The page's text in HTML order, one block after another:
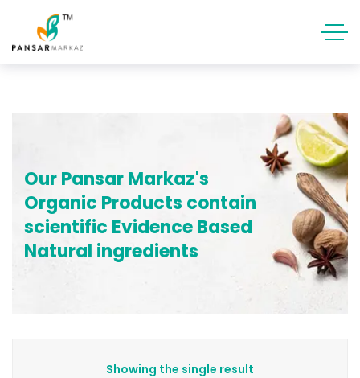
Our Pansar Markaz's
Organic Products contain
scientific Evidence Based
Natural ingredients
Showing the single result